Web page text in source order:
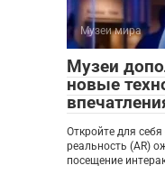
Музеи мира
Музеи
новые
Откройте для
реальность (AR)
посещение